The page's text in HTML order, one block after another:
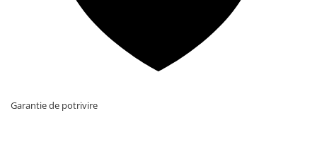
Garantie de potrivire